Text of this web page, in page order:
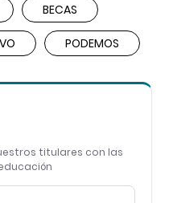
BECAS
PODEMOS
titulares con las